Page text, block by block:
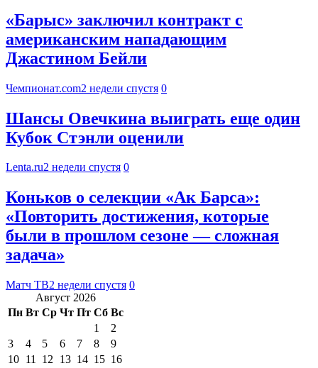
«Барыс» заключил контракт с
американским нападающим
Джастином Бейли
Чемпионат.com2 недели спустя 0
Шансы Овечкина выиграть еще один
Кубок Стэнли оценили
Lenta.ru2 недели спустя 0
Коньков о селекции «Ак Барса»:
«Повторить достижения, которые
были в прошлом сезоне — сложная
задача»
Матч ТВ2 недели спустя 0
Август 2026
Пн Вт Ср Чт Пт Сб Вс
1
2
3
4 5 6 7 8
9
10 11 12 13 14 15 16